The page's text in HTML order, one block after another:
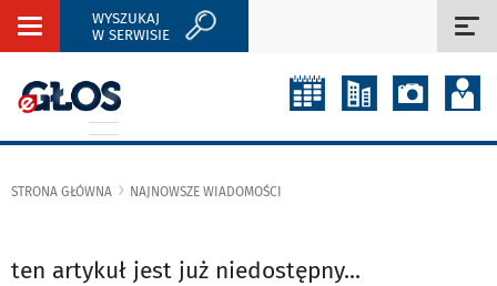
Rozwiń
WYSZUKAJ
W SERWISIE
STRONA GŁÓWNA NAJNOWSZE WIADOMOŚCI
ten artykuł jest już niedostępny...